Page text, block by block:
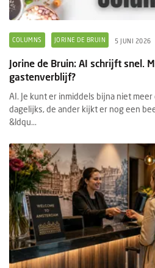
COLUMNS JORINE DE BRUIN 5 JUNI 2026
Jorine de Bruin: AI schrijft snel.
gastenverblijf?
AI. Je kunt er inmiddels bijna niet
dagelijks, de ander kijkt er nog een
&ldqu...